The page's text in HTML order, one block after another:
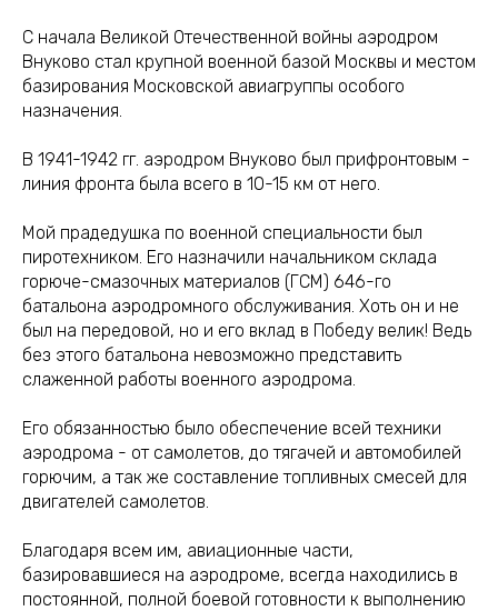
С начала Великой Отечественной войны аэродром
Внуково стал крупной военной базой Москвы и местом
базирования Московской авиагруппы особого
назначения.
B 1941-1942 гг. аэродром Внуково был прифронтовым -
линия фронта была всего в 10-15 км от него.
Мой прадедушка по военной специальности был
пиротехником. Его назначили начальником склада
горюче-смазочных материалов (ГСМ) 646-го
батальона аэродромного обслуживания. Хоть он и не
был на передовой, но и его вклад в Победу велик! Ведь
без этого батальона невозможно представить
слаженной работы военного аэродрома.
Его обязанностью было обеспечение всей техники
аэродрома - от самолетов, до тягачей и автомобилей
горючим, а так же составление топливных смесей для
двигателей самолетов.
Благодаря всем им, авиационные части,
базировавшиеся на аэродроме, всегда находились в
постоянной, полной боевой готовности к выполнению